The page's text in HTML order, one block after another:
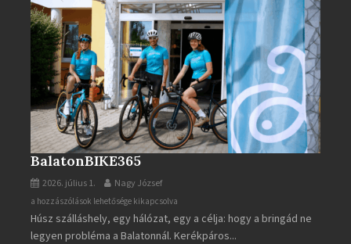
BalatonBIKE365
2026. július 1. Nagy József
BalatonBIKE365
bejegyzéshez
a hozzászólások lehetősége kikapcsolva
Húsz szálláshely, egy hálózat, egy a célja: hogy a bringád ne
legyen probléma a Balatonnál. Kerékpáros...